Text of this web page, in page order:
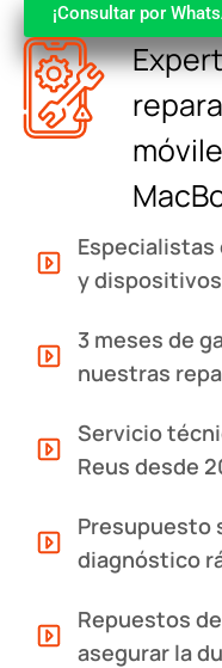
¡Consultar por
Especialistas
y
3 meses de
nuestras
Servicio
Reus desde
Presupuesto
diagnóstico
Repuestos
asegurar la